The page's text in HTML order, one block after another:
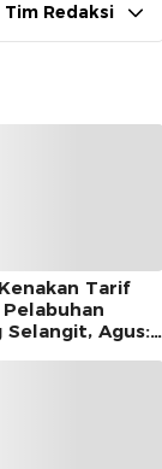
Tim Redaksi
Tarif
Selangit, Agus: